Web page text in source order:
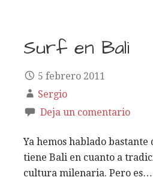
Surf en Bali
5 febrero 2011
Sergio
Deja un comentario
Ya hemos hablado bastante
tiene Bali en cuanto a
cultura milenaria. Pero es…